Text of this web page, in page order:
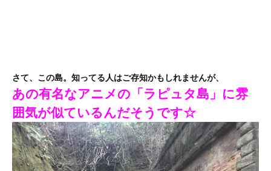
さて、この島。知ってる人はご存知かもしれませんが、
あの有名なアニメの「ラピュタ島」に雰
囲気が似ているんだそうです☆